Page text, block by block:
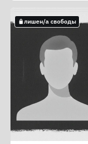
лишен/а свободы
лишен/а свободы
лишен/а свободы